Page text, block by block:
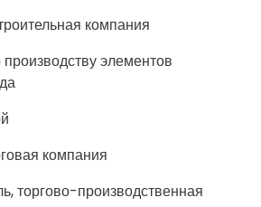
компания
элементов
компания
торгово-производственная